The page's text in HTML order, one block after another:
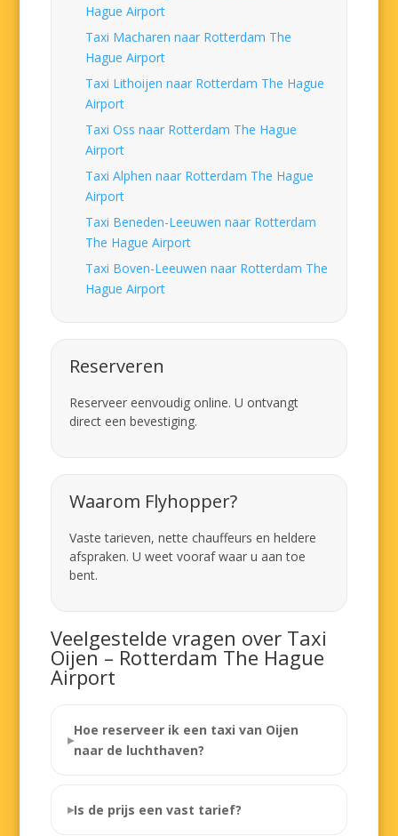
Hague Airport
Taxi Macharen naar Rotterdam The
Hague Airport
Taxi Lithoijen naar Rotterdam The Hague
Airport
Taxi Oss naar Rotterdam The Hague
Airport
Taxi Alphen naar Rotterdam The Hague
Airport
Taxi Beneden-Leeuwen naar Rotterdam
The Hague Airport
Taxi Boven-Leeuwen naar Rotterdam The
Hague Airport
Reserveren
Reserveer eenvoudig online. U ontvangt
direct een bevestiging.
Waarom Flyhopper?
Vaste tarieven, nette chauffeurs en heldere
afspraken. U weet vooraf waar u aan toe
bent.
Veelgestelde vragen over Taxi
Oijen – Rotterdam The Hague
Airport
Hoe reserveer ik een taxi van Oijen
naar de luchthaven?
Is de prijs een vast tarief?